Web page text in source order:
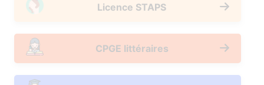
Licence STAPS
CPGE littéraires